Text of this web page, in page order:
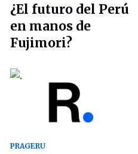
¿El futuro del Perú
en manos de
Fujimori?
PRAGERU